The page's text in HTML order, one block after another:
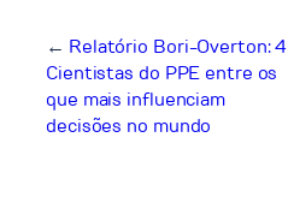
← Relatório Bori-Overton: 4
Cientistas do PPE entre os
que mais influenciam
decisões no mundo